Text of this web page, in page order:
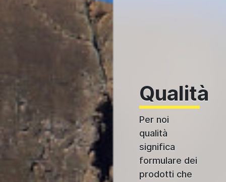
Qualità
Per noi
qualità
significa
formulare dei
prodotti che